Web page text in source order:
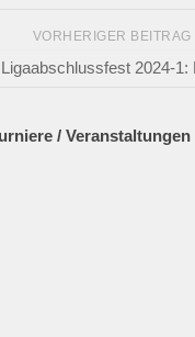
VORHERIGER BEITRAG
2024-1:
/ Veranstaltungen